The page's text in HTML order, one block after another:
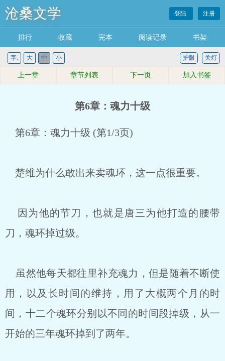
沧桑文学 登陆 注册
排行 收藏 完本 阅读记录 书架
字: 大 中 小 关灯
护眼
上一章 章节列表 下一页 加入书签
第6章：魂力十级
第6章：魂力十级 (第1/3页)
楚维为什么敢出来卖魂环，这一点很重要。
因为他的节刀，也就是唐三为他打造的腰带
刀，魂环掉过级。
虽然他每天都往里补充魂力，但是随着不断使
用，以及长时间的维持，用了大概两个月的时
间，十二个魂环分别以不同的时间段掉级，从一
开始的三年魂环掉到了两年。